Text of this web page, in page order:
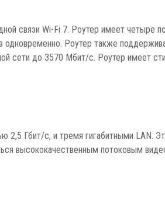
связи Wi-Fi 7. Роутер имеет четыре
Роутер также
сети до 3570 Мбит/с. Роутер имеет
Гбит/с, и тремя гигабитными LAN.
высококачественным потоковым